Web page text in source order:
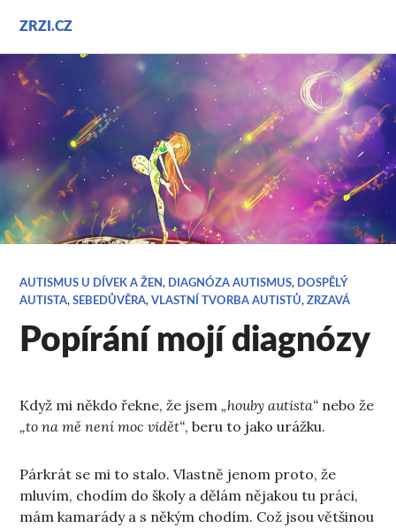
obsahu
webu
ZRZI.CZ
AUTISMUS U DÍVEK A ŽEN, DIAGNÓZA AUTISMUS, DOSPĚLÝ
AUTISTA,SEBEDŮVĚRA,VLASTNÍ TVORBA AUTISTŮ,ZRZAVÁ
Popírání mojí diagnózy
Když mi někdo řekne, že jsem„houby autista“ nebo že
„to na mě není moc vidět“, beru to jako urážku.
Párkrát se mi to stalo. Vlastně jenom proto, že
mluvím, chodím do školy a dělám nějakou tu práci,
mám kamarády a s někým chodím. Což jsou většinou